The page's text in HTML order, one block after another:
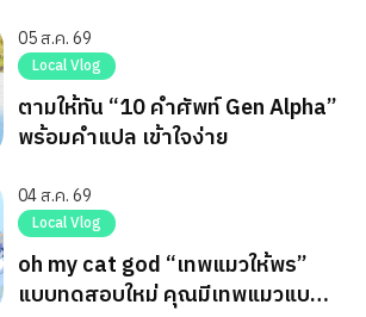
05 ส.ค. 69
Local Vlog
ตามให้ทัน “10 คำศัพท์ Gen Alpha”
พร้อมคำแปล เข้าใจง่าย
04 ส.ค. 69
Local Vlog
oh my cat god “เทพแมวให้พร”
แบบทดสอบใหม่ คุณมีเทพแมวแบบ